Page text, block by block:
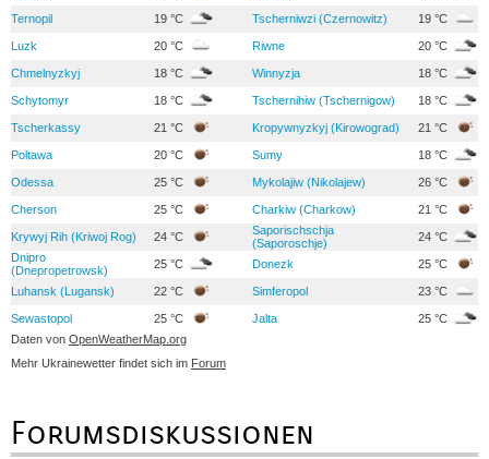
Ternopil 19 °C Tscherniwzi (Czernowitz) 19 °C
Luzk 20 °C Riwne 20 °C
Chmelnyzkyj 18 °C Winnyzja 18 °C
Schytomyr 18 °C Tschernihiw (Tschernigow) 18 °C
Tscherkassy 21 °C Kropywnyzkyj (Kirowograd) 21 °C
Poltawa 20 °C Sumy 18 °C
Odessa 25 °C Mykolajiw (Nikolajew) 26 °C
Cherson 25 °C Charkiw (Charkow) 21 °C
Krywyj Rih (Kriwoj Rog) 24 °C
Saporischschja
(Saporoschje)
24 °C
Dnipro
(Dnepropetrowsk)
25 °C Donezk 25 °C
Luhansk (Lugansk) 22 °C Simferopol 23 °C
Sewastopol 25 °C Jalta
25 °C
Daten von OpenWeatherMap.org
Mehr Ukrainewetter findet sich im Forum
Forumsdiskussionen